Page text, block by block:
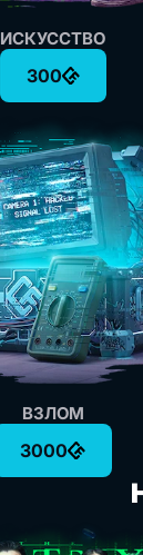
ИСКУССТВО
300
ВЗЛОМ
3000